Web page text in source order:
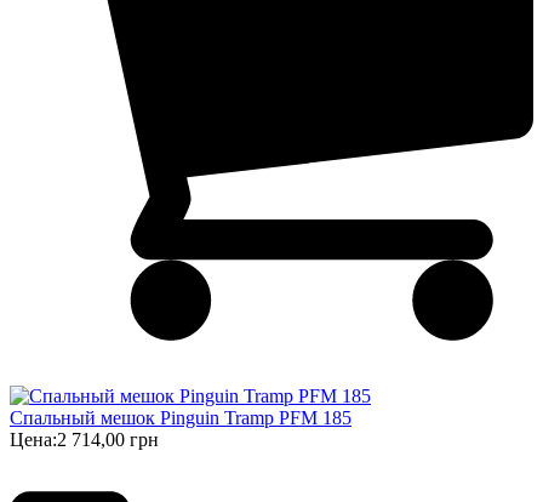
Спальный мешок Pinguin Tramp PFM 185
Цена:2 714,00 грн